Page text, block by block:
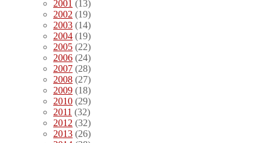
2001 (13)
2002 (19)
2003 (14)
2004 (19)
2005 (22)
2006 (24)
2007 (28)
2008 (27)
2009 (18)
2010 (29)
2011 (32)
2012 (32)
2013 (26)